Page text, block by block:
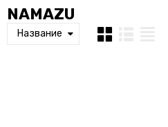
NAMAZU
Название